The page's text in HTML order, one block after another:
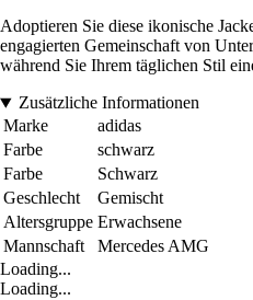
Adoptieren Sie diese ikonische
engagierten Gemeinschaft von
während Sie Ihrem täglichen Stil
Zusätzliche Informationen
Marke
adidas
Farbe
schwarz
Farbe
Schwarz
Geschlecht
Gemischt
Altersgruppe Erwachsene
Mannschaft
Mercedes AMG
Loading...
Loading...